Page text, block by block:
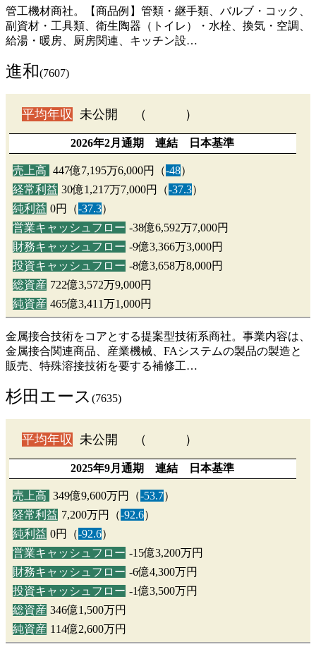
管工機材商社。【商品例】管類・継手類、バルブ・コック、
副資材・工具類、衛生陶器（トイレ）・水栓、換気・空調、
給湯・暖房、厨房関連、キッチン設…
進和(7607)
平均年収 未公開 （ ）
2026年2月通期 連結 日本基準
売上高 447億7,195万6,000円（-48）
経常利益 30億1,217万7,000円（-37.3）
純利益 0円（-37.3）
営業キャッシュフロー -38億6,592万7,000円
財務キャッシュフロー -9億3,366万3,000円
投資キャッシュフロー -8億3,658万8,000円
総資産 722億3,572万9,000円
純資産 465億3,411万1,000円
金属接合技術をコアとする提案型技術系商社。事業内容は、
金属接合関連商品、産業機械、FAシステムの製品の製造と
販売、特殊溶接技術を要する補修工…
杉田エース (7635)
平均年収 未公開 （ ）
2025年9月通期 連結 日本基準
売上高 349億9,600万円（-53.7）
経常利益 7,200万円（-92.6）
純利益 0円（-92.6）
営業キャッシュフロー -15億3,200万円
財務キャッシュフロー -6億4,300万円
投資キャッシュフロー -1億3,500万円
総資産 346億1,500万円
純資産 114億2,600万円